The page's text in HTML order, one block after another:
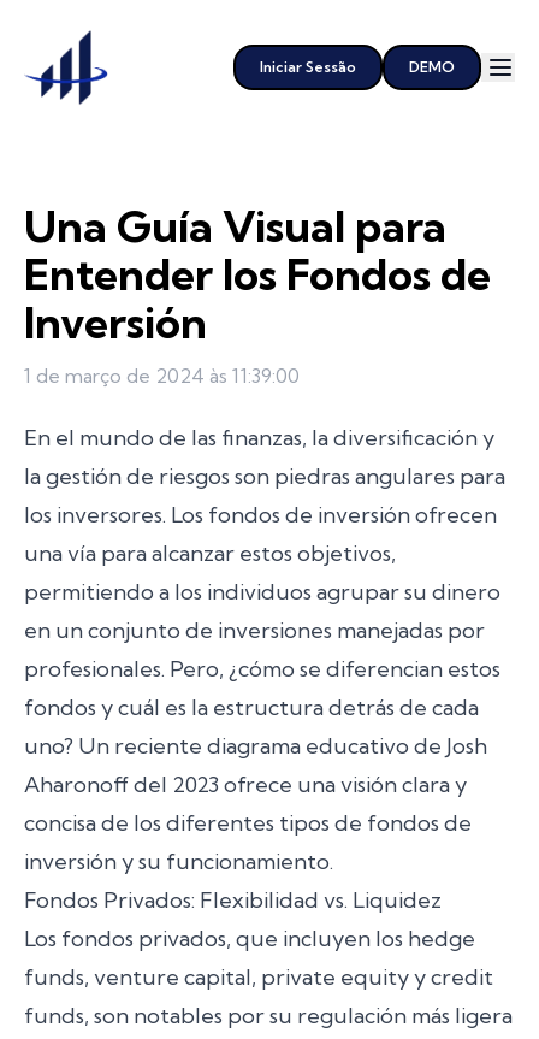
Iniciar Sessão DEMO
Una Guía Visual para
Entender los Fondos de
Inversión
1 de março de 2024 às 11:39:00
En el mundo de las finanzas, la diversificación y
la gestión de riesgos son piedras angulares para
los inversores. Los fondos de inversión ofrecen
una vía para alcanzar estos objetivos,
permitiendo a los individuos agrupar su dinero
en un conjunto de inversiones manejadas por
profesionales. Pero, ¿cómo se diferencian estos
fondos y cuál es la estructura detrás de cada
uno? Un reciente diagrama educativo de Josh
Aharonoff del 2023 ofrece una visión clara y
concisa de los diferentes tipos de fondos de
inversión y su funcionamiento.
Fondos Privados: Flexibilidad vs. Liquidez
Los fondos privados, que incluyen los hedge
funds, venture capital, private equity y credit
funds, son notables por su regulación más ligera